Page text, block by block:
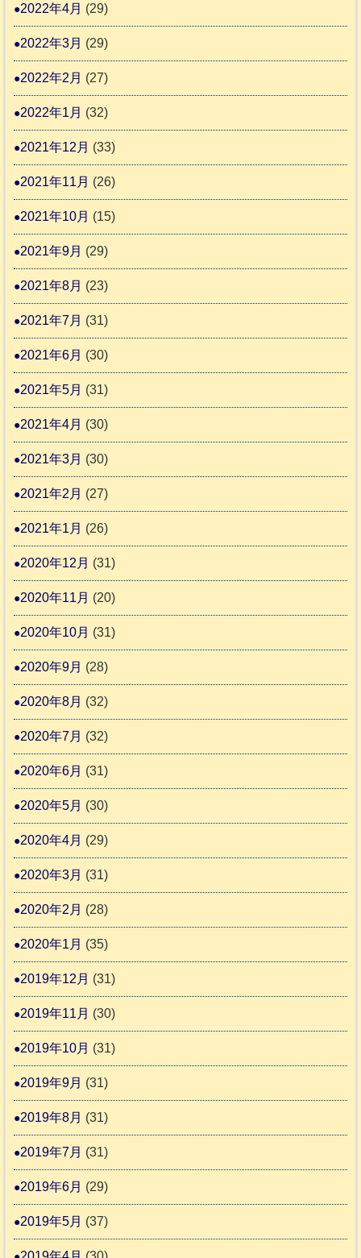
2022年4月 (29)
2022年3月 (29)
2022年2月 (27)
2022年1月 (32)
2021年12月 (33)
2021年11月 (26)
2021年10月 (15)
2021年9月 (29)
2021年8月 (23)
2021年7月 (31)
2021年6月 (30)
2021年5月 (31)
2021年4月 (30)
2021年3月 (30)
2021年2月 (27)
2021年1月 (26)
2020年12月 (31)
2020年11月 (20)
2020年10月 (31)
2020年9月 (28)
2020年8月 (32)
2020年7月 (32)
2020年6月 (31)
2020年5月 (30)
2020年4月 (29)
2020年3月 (31)
2020年2月 (28)
2020年1月 (35)
2019年12月 (31)
2019年11月 (30)
2019年10月 (31)
2019年9月 (31)
2019年8月 (31)
2019年7月 (31)
2019年6月 (29)
2019年5月 (37)